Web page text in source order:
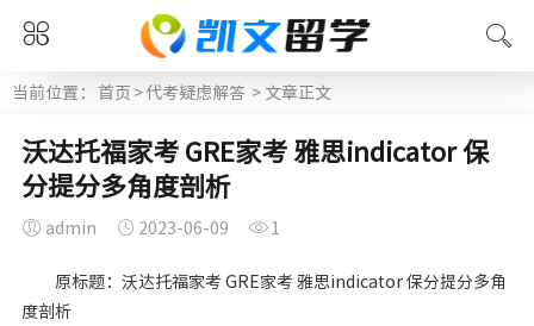
当前位置： 首页 >代考疑虑解答 > 文章正文
沃达托福家考 GRE家考 雅思indicator 保
分提分多角度剖析
admin 2023-06-09 1
原标题：沃达托福家考 GRE家考 雅思indicator 保分提分多角
度剖析